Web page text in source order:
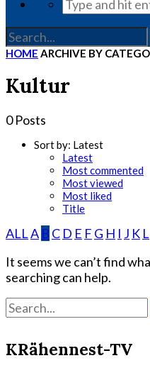
HOME ARCHIVE BY
Kultur
0 Posts
Sort by: Latest
Latest
Most commented
Most viewed
Most liked
Title
ALLA B C D E F G H I J K L
It seems we can’t find
searching can help.
KRähennest-TV